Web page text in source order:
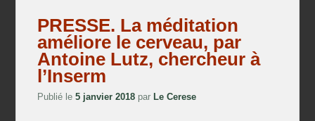
PRESSE. La méditation
améliore le cerveau, par
Antoine Lutz, chercheur à
l’Inserm
Publié le5 janvier 2018 par Le Cerese